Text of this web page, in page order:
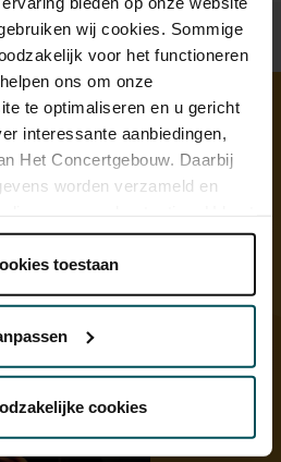
wij cookies. Sommige
voor het functioneren
ons om onze
te optimaliseren en u gericht
interessante aanbiedingen,
Het Concertgebouw. Daarbij
worden verzameld en
cookies wij mogen
hier. Lees onze
op onze website kunt u uw
toestaan
cookies